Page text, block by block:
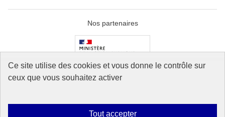
Nos partenaires
Ce site utilise des cookies et vous donne le contrôle sur
ceux que vous souhaitez activer
Tout accepter